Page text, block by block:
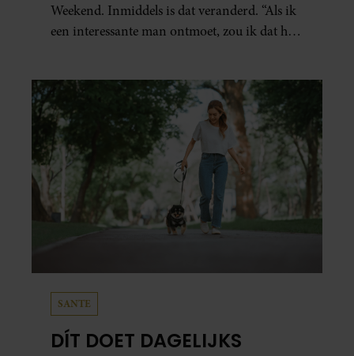
Weekend. Inmiddels is dat veranderd. “Als ik
een interessante man ontmoet, zou ik dat heel
SANTE
DÍT DOET DAGELIJKS